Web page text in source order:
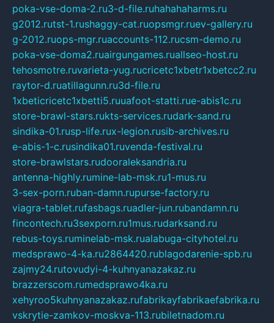
poka-vse-doma-2.ru3-d-file.ruhahahaharms.ru
g2012.rutst-1.rushaggy-cat.ruopsmgr.ruev-gallery.ru
g-2012.ruops-mgr.ruaccounts-112.rucsm-demo.ru
poka-vse-doma2.ruairgungames.ruallseo-host.ru
tehosmotre.ruvarieta-yug.rucricetc1xbetr1xbetcc2.ru
raytor-d.ruatillagunn.ru3d-file.ru
1xbeticricetc1xbetti5.ruuafoot-statti.rue-abis1c.ru
store-brawl-stars.rukts-services.rudark-sand.ru
sindika-01.rusp-life.rux-legion.rusib-archives.ru
e-abis-1-c.rusindika01.ruvenda-festival.ru
store-brawlstars.rudooraleksandria.ru
antenna-highly.rumine-lab-msk.ru1-mus.ru
3-sex-porn.ruban-damn.rupurse-factory.ru
viagra-tablet.rufasbags.ruadler-jun.rubandamn.ru
fincontech.ru3sexporn.ru1mus.rudarksand.ru
rebus-toys.ruminelab-msk.rualabuga-cityhotel.ru
medsprawo-4-ka.ru2864420.rublagodarenie-spb.ru
zajmy24.rutovudyi-4-kuhnyanazakaz.ru
brazzerscom.rumedsprawo4ka.ru
xehyroo5kuhnyanazakaz.rufabrikayfabrikaefabrika.ru
vskrytie-zamkov-moskva-113.rubiletnadom.ru